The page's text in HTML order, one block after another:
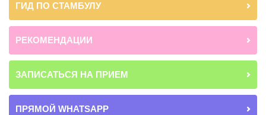
ГИД ПО СТАМБУЛУ
РЕКОМЕНДАЦИИ
ЗАПИСАТЬСЯ НА ПРИЕМ
ПРЯМОЙ WHATSAPP